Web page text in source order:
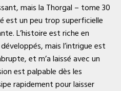
mais la Thorgal – tome 30
est un peu trop superficielle
L’histoire est riche en
mais l’intrigue est
et m’a laissé avec un
est palpable dès les
rapidement pour laisser